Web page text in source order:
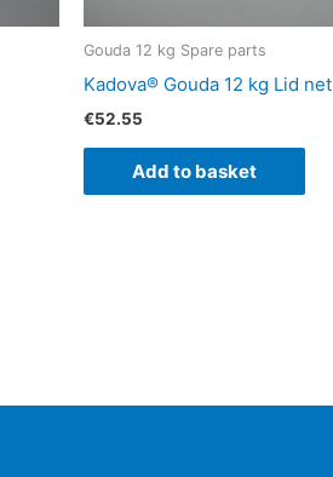
Gouda 12 kg Spare parts
Kadova® Gouda 12 kg Lid net
€52.55
Add to basket